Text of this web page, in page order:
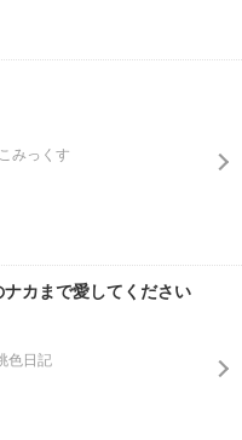
みっくす
カまで愛してください
色日記